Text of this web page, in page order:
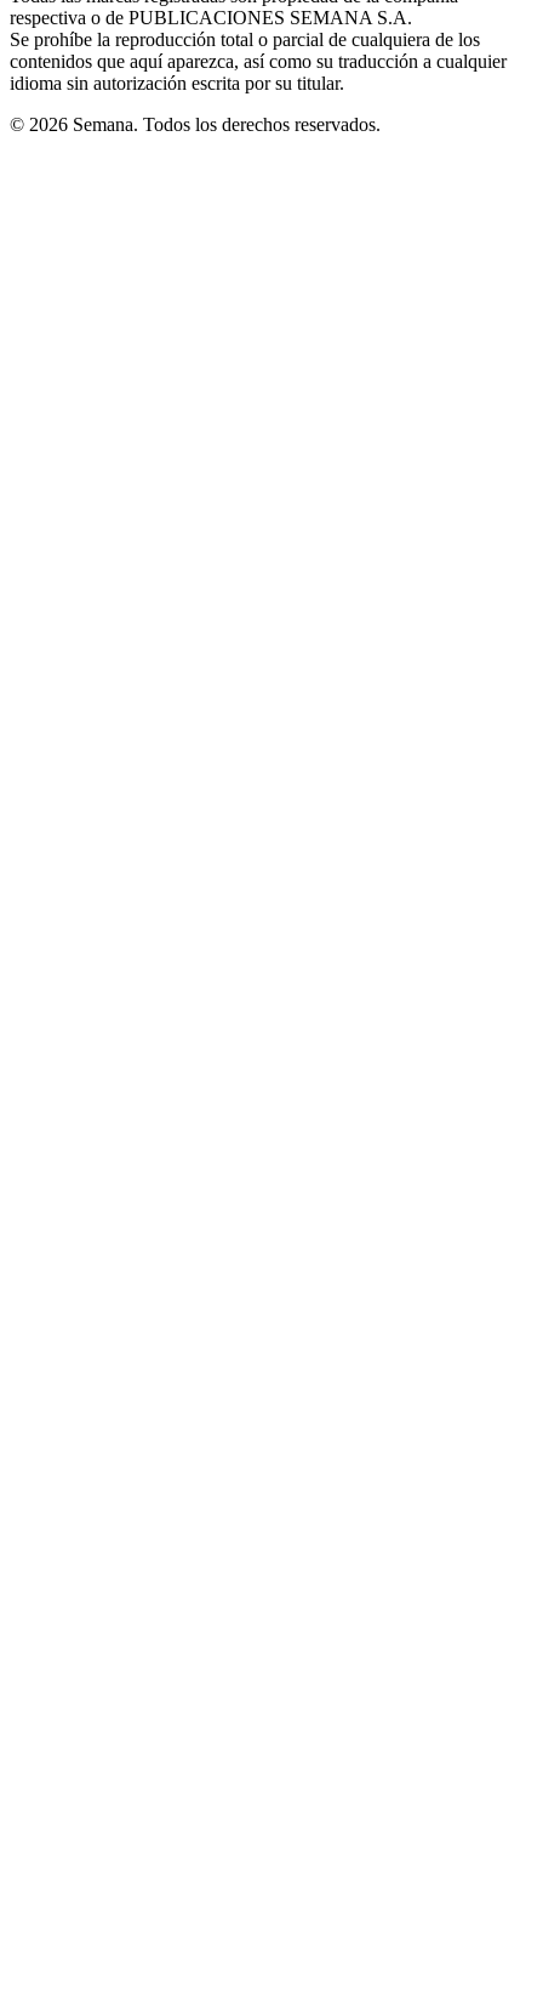
window
respectiva o de PUBLICACIONES SEMANA S.A.
Se prohíbe la reproducción total o parcial de cualquiera de los
contenidos que aquí aparezca, así como su traducción a cualquier
idioma sin autorización escrita por su titular.
© 2026 Semana. Todos los derechos reservados.